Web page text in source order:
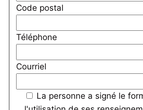
Code postal
Téléphone
Courriel
La personne a signé le